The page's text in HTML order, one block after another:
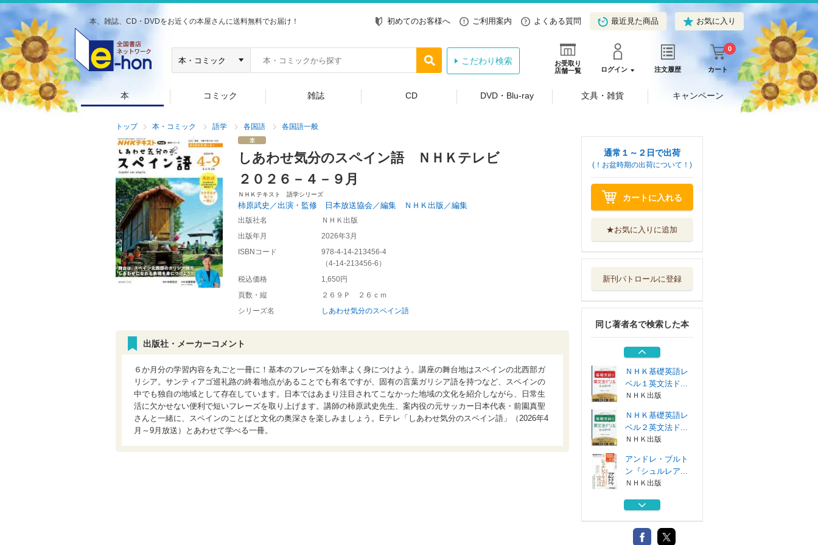
本、雑誌、CD・DVDをお近くの本屋さんに送料無料でお届け！ 初めてのお客様へ ご利用案内 よくある質問 最近見た商品 お気に入り
お受取り
店舗一覧
ログイン 注文履歴 カート
0
こだわり検索
本 コミック 雑誌 CD DVD・Blu-ray 文具・雑貨 キャンペーン
トップ 本・コミック 語学 各国語 各国語一般
しあわせ気分のスペイン語 ＮＨＫテレビ
２０２６－４－９月
ＮＨＫテキスト 語学シリーズ
柿原武史／出演・監修 日本放送協会／編集 ＮＨＫ出版／編集
出版社名
ＮＨＫ出版
出版年月
2026年3月
ISBNコード
978-4-14-213456-4
（4-14-213456-6 ）
税込価格
1,650円
頁数・縦
２６９Ｐ ２６ｃｍ
シリーズ名
しあわせ気分のスペイン語
出版社・メーカーコメント
６か月分の学習内容を丸ごと一冊に！基本のフレーズを効率よく身につけよう。講座の舞台地はスペインの北西部ガ
リシア。サンティアゴ巡礼路の終着地点があることでも有名ですが、固有の言葉ガリシア語を持つなど、スペインの
中でも独自の地域として存在しています。日本ではあまり注目されてこなかった地域の文化を紹介しながら、日常生
活に欠かせない便利で短いフレーズを取り上げます。講師の柿原武史先生、案内役の元サッカー日本代表・前園真聖
さんと一緒に、スペインのことばと文化の奥深さを楽しみましょう。Eテレ「しあわせ気分のスペイン語」（2026年4
月～9月放送）とあわせて学べる一冊。
通常１～２日で出荷
(！お盆時期の出荷について！)
カートに入れる
★お気に入りに追加
新刊パトロールに登録
同じ著者名で検索した本
アンドレ・ブルト
ン『シュルレア...
ＮＨＫ３か月でマ
ＮＨＫ出版
ＮＨＫ明日から使
えるあかるい終活
ＮＨＫ出版
ＮＨＫ基礎英語レ
ベル１英文法ド...
ＮＨＫ出版
ＮＨＫ基礎英語レ
ベル２英文法ド...
ＮＨＫ出版
アンドレ・ブルト
ン『シュルレア...
ＮＨＫ出版
ＮＨＫ３か月でマ
ＮＨＫ出版